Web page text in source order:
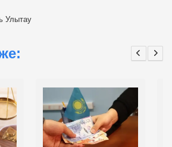
Улытау